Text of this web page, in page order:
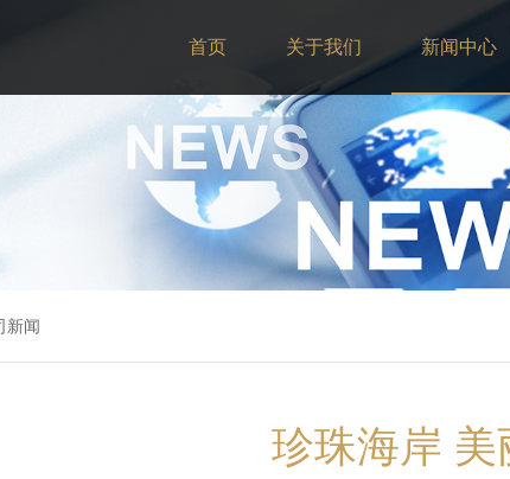
首页 关于我们 新闻中心
新闻
珍珠海岸 美